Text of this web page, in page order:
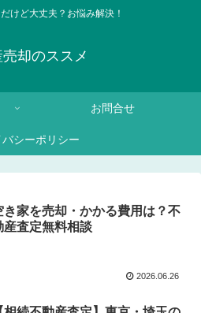
けど大丈夫？お悩み解決！
却のススメ
お問合せ
バシーポリシー
き家を売却・かかる費用は？不
産査定無料相談
2026.06.26